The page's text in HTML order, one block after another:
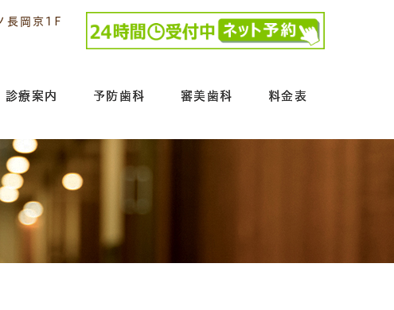
長岡京1F
診療案内 予防歯科 審美歯科 料金表